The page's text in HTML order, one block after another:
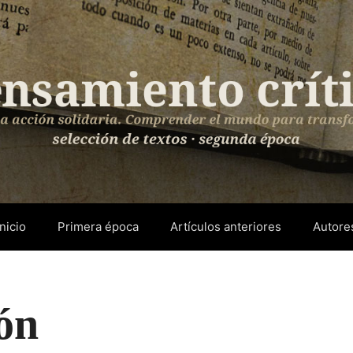
Primera época Artículos anteriores